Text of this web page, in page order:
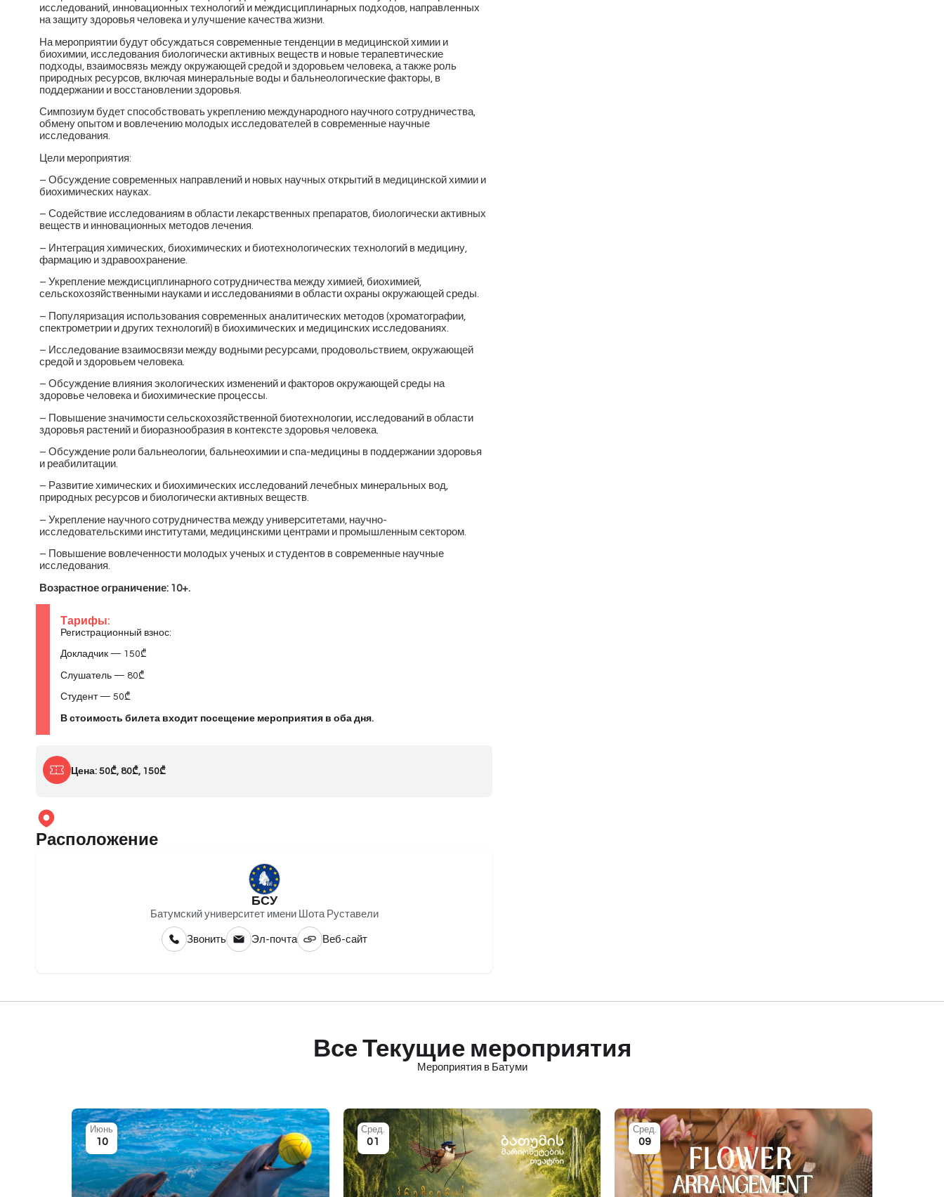
исследований, инновационных технологий и междисциплинарных подходов, направленных
на защиту здоровья человека и улучшение качества жизни.
На мероприятии будут обсуждаться современные тенденции в медицинской химии и
биохимии, исследования биологически активных веществ и новые терапевтические
подходы, взаимосвязь между окружающей средой и здоровьем человека, а также роль
природных ресурсов, включая минеральные воды и бальнеологические факторы, в
поддержании и восстановлении здоровья.
Симпозиум будет способствовать укреплению международного научного сотрудничества,
обмену опытом и вовлечению молодых исследователей в современные научные
исследования.
Цели мероприятия:
– Обсуждение современных направлений и новых научных открытий в медицинской химии и
биохимических науках.
– Содействие исследованиям в области лекарственных препаратов, биологически активных
веществ и инновационных методов лечения.
– Интеграция химических, биохимических и биотехнологических технологий в медицину,
фармацию и здравоохранение.
– Укрепление междисциплинарного сотрудничества между химией, биохимией,
сельскохозяйственными науками и исследованиями в области охраны окружающей среды.
– Популяризация использования современных аналитических методов (хроматографии,
спектрометрии и других технологий) в биохимических и медицинских исследованиях.
– Исследование взаимосвязи между водными ресурсами, продовольствием, окружающей
средой и здоровьем человека.
– Обсуждение влияния экологических изменений и факторов окружающей среды на
здоровье человека и биохимические процессы.
– Повышение значимости сельскохозяйственной биотехнологии, исследований в области
здоровья растений и биоразнообразия в контексте здоровья человека.
– Обсуждение роли бальнеологии, бальнеохимии и спа-медицины в поддержании здоровья
и реабилитации.
– Развитие химических и биохимических исследований лечебных минеральных вод,
природных ресурсов и биологически активных веществ.
– Укрепление научного сотрудничества между университетами, научно-
исследовательскими институтами, медицинскими центрами и промышленным сектором.
– Повышение вовлеченности молодых ученых и студентов в современные научные
исследования.
Возрастное ограничение: 10+.
Тарифы:
Регистрационный взнос:
Докладчик — 150₾
Слушатель — 80₾
Студент — 50₾
В стоимость билета входит посещение мероприятия в оба дня.
Цена: 50₾, 80₾, 150₾
Расположение
БСУ
Батумский университет имени Шота Руставели
Звонить Эл-почта Веб-сайт
Все Текущие мероприятия
Мероприятия в Батуми
Июнь
10
Сред.
01
Сред.
09